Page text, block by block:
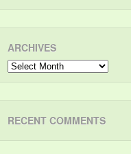
ARCHIVES
Archives
RECENT COMMENTS